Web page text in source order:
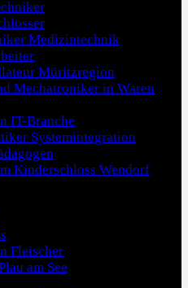
Medizintechnik
Müritzregion
Mechatroniker in Waren
IT-Branche
Systemintegration
Kinderschloss Wendorf
Fleischer
am See